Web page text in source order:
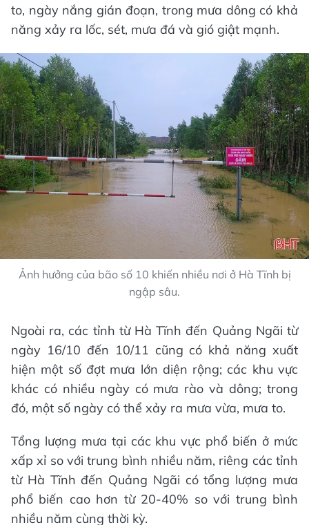
to, ngày nắng gián đoạn, trong mưa dông có khả
năng xảy ra lốc, sét, mưa đá và gió giật mạnh.
Ảnh hưởng của bão số 10 khiến nhiều nơi ở Hà Tĩnh bị
ngập sâu.
Ngoài ra, các tỉnh từ Hà Tĩnh đến Quảng Ngãi từ
ngày 16/10 đến 10/11 cũng có khả năng xuất
hiện một số đợt mưa lớn diện rộng; các khu vực
khác có nhiều ngày có mưa rào và dông; trong
đó, một số ngày có thể xảy ra mưa vừa, mưa to.
Tổng lượng mưa tại các khu vực phổ biến ở mức
xấp xỉ so với trung bình nhiều năm, riêng các tỉnh
từ Hà Tĩnh đến Quảng Ngãi có tổng lượng mưa
phổ biến cao hơn từ 20-40% so với trung bình
nhiều năm cùng thời kỳ.